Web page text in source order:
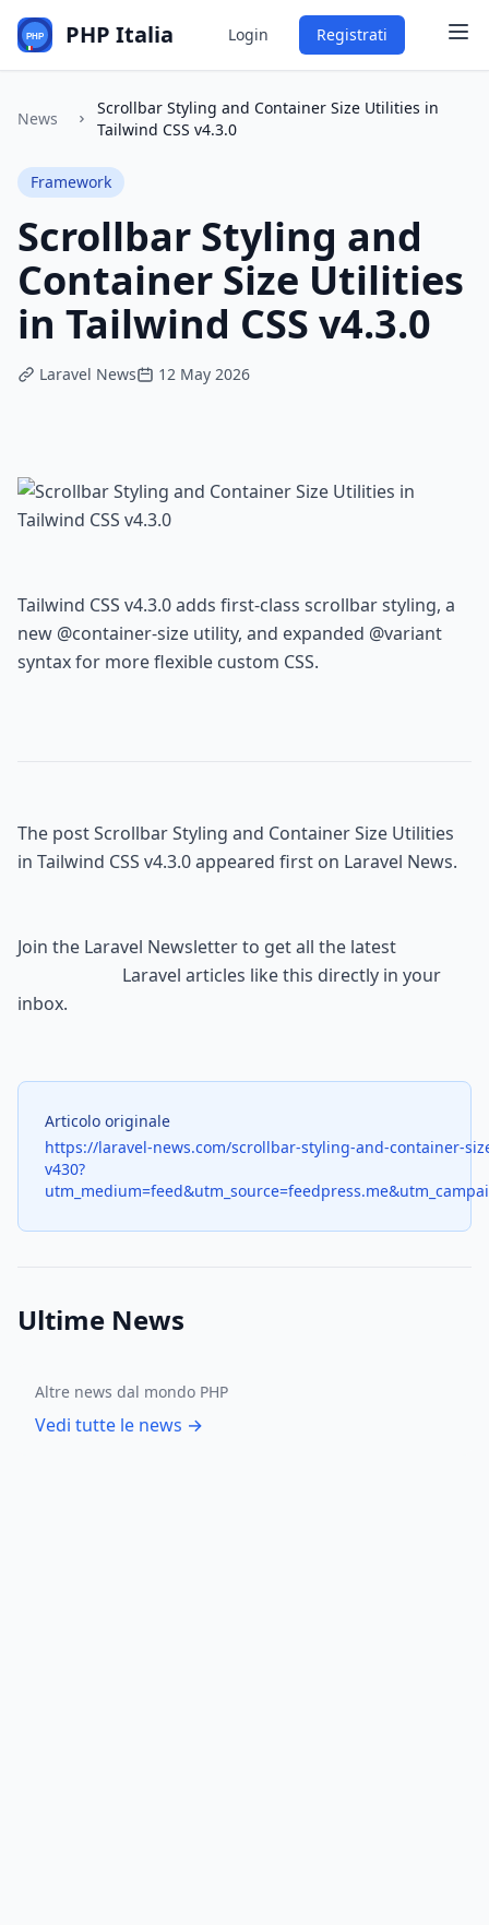
PHP Italia Login Registrati
News
Scrollbar Styling and Container Size Utilities in
Tailwind CSS v4.3.0
Framework
Scrollbar Styling and
Container Size Utilities
in Tailwind CSS v4.3.0
Laravel News 12 May 2026
Tailwind CSS v4.3.0 adds first-class scrollbar styling, a
new @container-size utility, and expanded @variant
syntax for more flexible custom CSS.
The post Scrollbar Styling and Container Size Utilities
in Tailwind CSS v4.3.0 appeared first on Laravel News.
Join the Laravel Newsletter to get all the latest
inbox.
Articolo originale
https://laravel-news.com/scrollbar-styling-and-container-
v430?
Ultime News
Altre news dal mondo PHP
Vedi tutte le news →